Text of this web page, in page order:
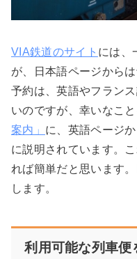
VIA鉄道のサイト には、
が、日本語ページから
予約は、英語やフラン
いのですが、幸いなこ
案内」 に、英語ページ
に説明されています。
れば簡単だと思います
します。
利用可能な列車便